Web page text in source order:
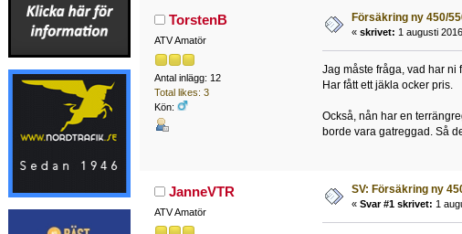
TorstenB
ATV Amatör
Antal inlägg: 12
Total likes: 3
Kön:
Försäkring ny 450/
« skrivet: 1 augusti
Jag måste fråga, vad har ni
Har fått ett jäkla ocker pris.
Också, nån har en
borde vara gatreggad. Så
JanneVTR
ATV Amatör
SV: Försäkring ny
« Svar #1 skrivet: 1